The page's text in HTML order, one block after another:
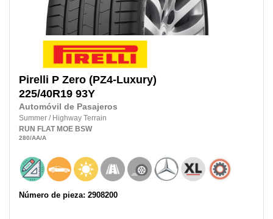
Pirelli P Zero (PZ4-Luxury)
225/40R19 93Y
Automóvil de Pasajeros
Summer / Highway Terrain
RUN FLAT MOE BSW
280/AA/A
Número de pieza: 2908200